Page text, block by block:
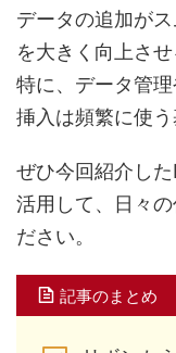
データの追加が
を大きく向上させ
特に、データ管
挿入は頻繁に使う
ぜひ今回紹介した
活用して、日々
ださい。
記事のまとめ